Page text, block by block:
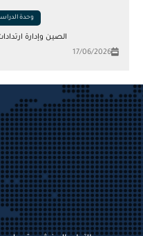
وحدة
الصين وإدارة
17/06/2026